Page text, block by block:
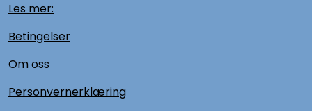
Les mer:
Betingelser
Om oss
Personvernerklæring